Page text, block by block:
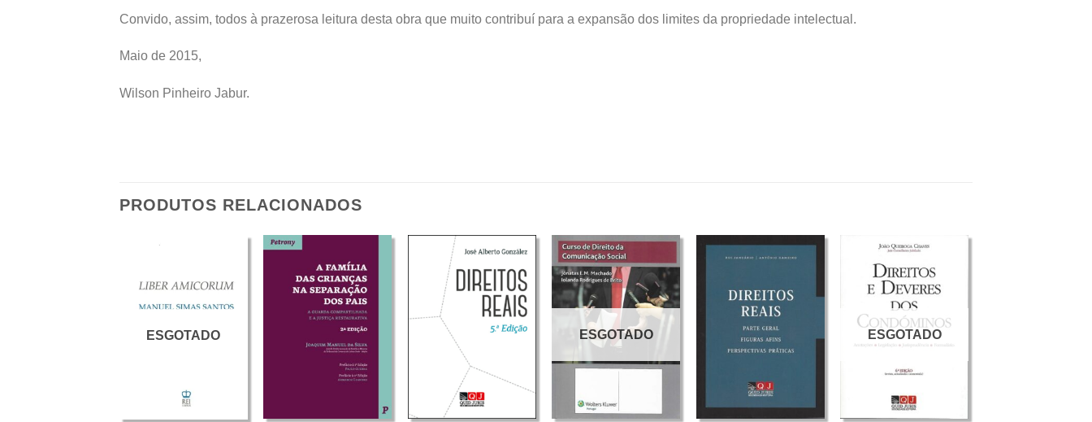
Convido, assim, todos à prazerosa leitura desta obra que muito contribuí para a expansão dos limites da propriedade intelectual.
Maio de 2015,
Wilson Pinheiro Jabur.
PRODUTOS RELACIONADOS
ESGOTADO ESGOTADO ESGOTADO